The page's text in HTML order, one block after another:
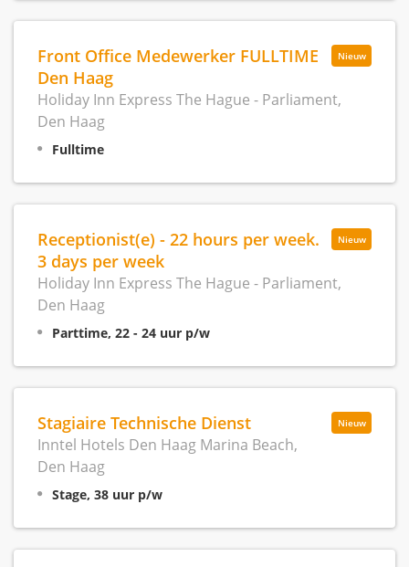
Nieuw
Front Office Medewerker FULLTIME
Den Haag
Holiday Inn Express The Hague - Parliament,
Den Haag
Fulltime
Nieuw
Receptionist(e) - 22 hours per week.
3 days per week
Holiday Inn Express The Hague - Parliament,
Den Haag
Parttime, 22 - 24 uur p/w
Nieuw
Stagiaire Technische Dienst
Inntel Hotels Den Haag Marina Beach,
Den Haag
Stage, 38 uur p/w